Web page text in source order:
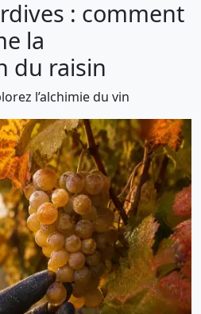
: comment
la
du raisin
l’alchimie du vin